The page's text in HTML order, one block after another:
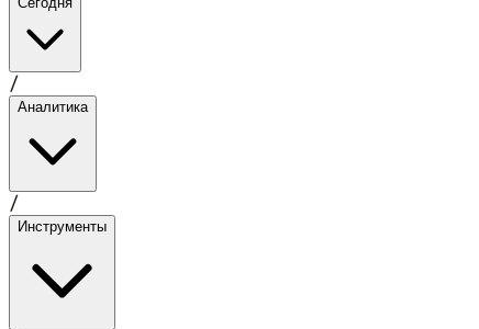
/
Аналитика
/
Инструменты